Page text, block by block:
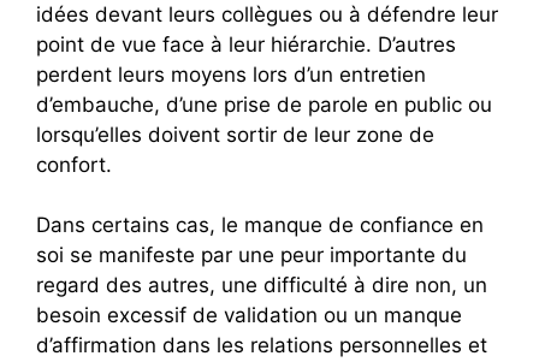
idées devant leurs collègues ou à défendre leur
point de vue face à leur hiérarchie. D’autres
perdent leurs moyens lors d’un entretien
d’embauche, d’une prise de parole en public ou
lorsqu’elles doivent sortir de leur zone de
confort.
Dans certains cas, le manque de confiance en
soi se manifeste par une peur importante du
regard des autres, une difficulté à dire non, un
besoin excessif de validation ou un manque
d’affirmation dans les relations personnelles et